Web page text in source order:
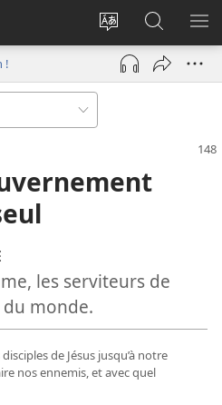
Changer
langue
Se
connecter
(ouvre
nouvelle
sur
JW.ORG
!
les serviteurs de
du monde.
de Jésus jusqu’à notre
nos ennemis, et avec quel